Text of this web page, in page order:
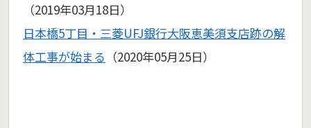
（2019年03月18日）
日本橋5丁目・三菱UFJ銀行大阪恵美須支店跡の解
体工事が始まる （2020年05月25日）